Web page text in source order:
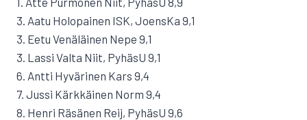
3. Aatu Holopainen ISK, JoensKa 9,1
3. Eetu Venäläinen Nepe 9,1
3. Lassi Valta Niit, PyhäsU 9,1
6. Antti Hyvärinen Kars 9,4
7. Jussi Kärkkäinen Norm 9,4
8. Henri Räsänen Reij, PyhäsU 9,6